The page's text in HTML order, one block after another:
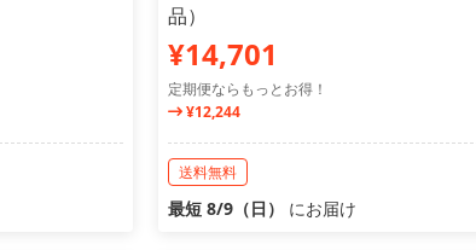
品）
¥14,701
定期便ならもっとお得！
¥12,244
送料無料
最短 8/9（日） にお届け